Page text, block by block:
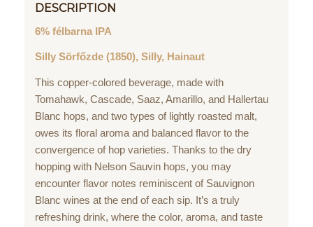
DESCRIPTION
6% félbarna IPA
Silly Sörfőzde (1850), Silly, Hainaut
This copper-colored beverage, made with
Tomahawk, Cascade, Saaz, Amarillo, and Hallertau
Blanc hops, and two types of lightly roasted malt,
owes its floral aroma and balanced flavor to the
convergence of hop varieties. Thanks to the dry
hopping with Nelson Sauvin hops, you may
encounter flavor notes reminiscent of Sauvignon
Blanc wines at the end of each sip. It’s a truly
refreshing drink, where the color, aroma, and taste